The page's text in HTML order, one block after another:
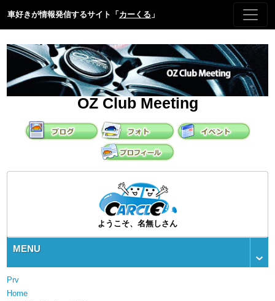
車好きが情報発信するサイト「 カーくる 」
OZ Club Meeting
ようこそ、名無しさん
MENU
Prv
Home